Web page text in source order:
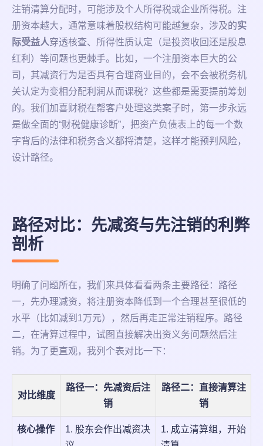
注销清算分配时，可能涉及个人所得税或企业所得税。注
册资本越大，通常意味着股权结构可能越复杂，涉及的实
际受益人穿透核查、所得性质认定（是投资收回还是股息
红利）等问题也更棘手。比如，一个注册资本巨大的公
司，其减资行为是否具有合理商业目的，会不会被税务机
关认定为变相分配利润从而课税？这些都是需要提前筹划
的。我们加喜财税在帮客户处理这类案子时，第一步永远
是做全面的“财税健康诊断”，把资产负债表上的每一个数
字背后的法律和税务含义都捋清楚，这样才能预判风险，
设计路径。
路径对比：先减资与先注销的利弊
剖析
明确了问题所在，我们来具体看看两条主要路径：路径
一，先办理减资，将注册资本降低到一个合理甚至很低的
水平（比如减到1万元），然后再走正常注销程序。路径
二，在清算过程中，试图直接解决出资义务问题然后注
销。为了更直观，我列个表对比一下：
对比维度
路径一：先减资后注
销
路径二：直接清算注
销
核心操作
1. 股东会作出减资决
1. 成立清算组，开始